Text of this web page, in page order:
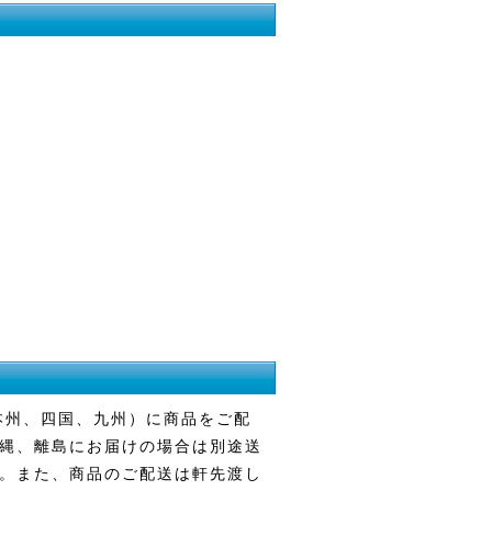
州、四国、九州）に商品をご配
、離島にお届けの場合は別途送
また、商品のご配送は軒先渡し